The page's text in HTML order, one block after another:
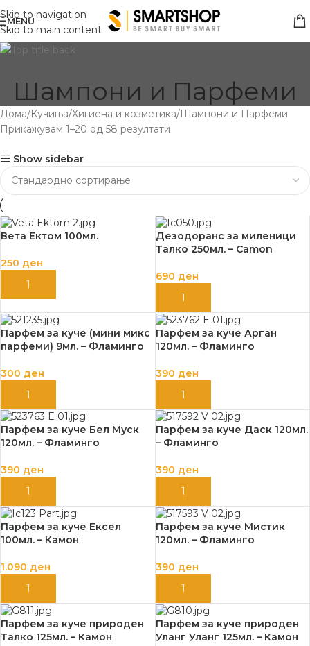
Skip to navigation
Skip to main content
MENU
Шампони и Парфеми
Дома Кучиња Хигиена и козметика Шампони и Парфеми
Прикажувам 1–20 од 58 резултати
Show sidebar
Вета Ектом 100мл.
250 ден
ДОДАЈ ВО КОШНИЦА
Дезодоранс за миленици
Талко 250мл. – Camon
690 ден
ДОДАЈ ВО КОШНИЦА
Парфем за куче (мини микс
парфеми) 9мл. – Фламинго
300 ден
ДОДАЈ ВО КОШНИЦА
Парфем за куче Арган
120мл. – Фламинго
390 ден
ДОДАЈ ВО КОШНИЦА
Парфем за куче Бел Муск
120мл. – Фламинго
390 ден
ДОДАЈ ВО КОШНИЦА
Парфем за куче Даск 120мл.
– Фламинго
390 ден
ДОДАЈ ВО КОШНИЦА
Парфем за куче Ексел
100мл. – Камон
1.090 ден
ДОДАЈ ВО КОШНИЦА
Парфем за куче Мистик
120мл. – Фламинго
390 ден
ДОДАЈ ВО КОШНИЦА
Парфем за куче природен
Талко 125мл. – Камон
Парфем за куче природен
Уланг Уланг 125мл. – Камон